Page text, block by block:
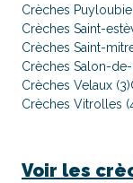
Crèches
Crèches Saint-
Crèches Saint-
Crèches Salon-
Crèches Velaux (3)
Crèches Vitrolles
Voir les